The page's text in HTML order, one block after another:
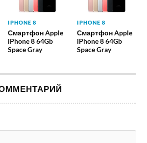
IPHONE 8
Смартфон Apple
iPhone 8 64Gb
Space Gray
IPHONE 8
Смартфон Apple
iPhone 8 64Gb
Space Gray